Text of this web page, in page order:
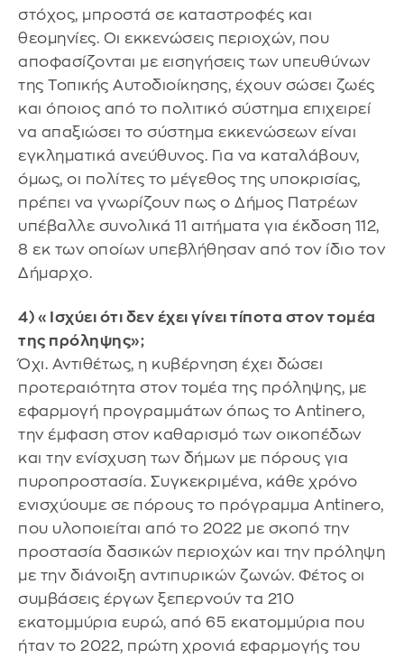
στόχος, μπροστά σε καταστροφές και
θεομηνίες. Οι εκκενώσεις περιοχών, που
αποφασίζονται με εισηγήσεις των υπευθύνων
της Τοπικής Αυτοδιοίκησης, έχουν σώσει ζωές
και όποιος από το πολιτικό σύστημα επιχειρεί
να απαξιώσει το σύστημα εκκενώσεων είναι
εγκληματικά ανεύθυνος. Για να καταλάβουν,
όμως, οι πολίτες το μέγεθος της υποκρισίας,
πρέπει να γνωρίζουν πως ο Δήμος Πατρέων
υπέβαλλε συνολικά 11 αιτήματα για έκδοση 112,
8 εκ των οποίων υπεβλήθησαν από τον ίδιο τον
Δήμαρχο.
4) «Ισχύει ότι δεν έχει γίνει τίποτα στον τομέα
της πρόληψης»;
Όχι. Αντιθέτως, η κυβέρνηση έχει δώσει
προτεραιότητα στον τομέα της πρόληψης, με
εφαρμογή προγραμμάτων όπως το Antinero,
την έμφαση στον καθαρισμό των οικοπέδων
και την ενίσχυση των δήμων με πόρους για
πυροπροστασία. Συγκεκριμένα, κάθε χρόνο
ενισχύουμε σε πόρους το πρόγραμμα Antinero,
που υλοποιείται από το 2022 με σκοπό την
προστασία δασικών περιοχών και την πρόληψη
με την διάνοιξη αντιπυρικών ζωνών. Φέτος οι
συμβάσεις έργων ξεπερνούν τα 210
εκατομμύρια ευρώ, από 65 εκατομμύρια που
ήταν το 2022, πρώτη χρονιά εφαρμογής του